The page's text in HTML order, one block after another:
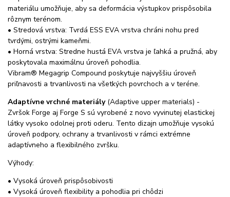
materiálu umožňuje, aby sa deformácia výstupkov prispôsobila
rôznym terénom.
• Stredová vrstva: Tvrdá ESS EVA vrstva chráni nohu pred
tvrdými, ostrými kameňmi.
• Horná vrstva: Stredne hustá EVA vrstva je ľahká a pružná, aby
poskytovala maximálnu úroveň pohodlia.
Vibram® Megagrip Compound poskytuje najvyššiu úroveň
priľnavosti a trvanlivosti na všetkých povrchoch a v teréne.
Adaptívne vrchné materiály(Adaptive upper materials) -
Zvršok Forge aj Forge S sú vyrobené z novo vyvinutej elastickej
látky vysoko odolnej proti oderu. Tento dizajn umožňuje vysokú
úroveň podpory, ochrany a trvanlivosti v rámci extrémne
adaptívneho a flexibilného zvršku.
Výhody:
• Vysoká úroveň prispôsobivosti
• Vysoká úroveň flexibility a pohodlia pri chôdzi